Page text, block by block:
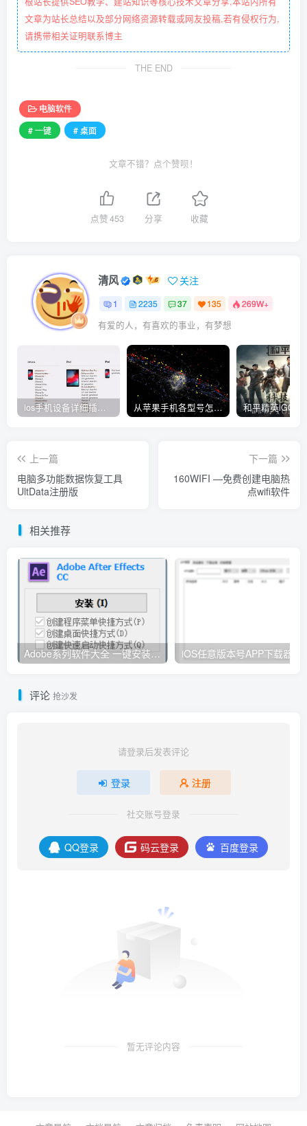
文章为站长总结以及部分网络资源转载或网友投稿,若有侵权行为,
请携带相关证明联系博主
THE END
电脑软件
# 一键
# 桌面
文章不错？点个赞呗！
点赞453 分享 收藏
清风 关注
1 2235 37 135 269W+
有爱的人，有喜欢的事业，有梦想
ios手机设备详细插件平刷教程 从苹果手机各型号怎么越狱到怎么开科技完整教程
上一篇
电脑多功能数据恢复工具
UltData注册版
下一篇
160WIFI —免费创建电脑热
点wifi软件
相关推荐
Adobe系列软件大全 一键安装版 By：Ansifa iOS任意版本号APP下载器
评论 抢沙发
请登录后发表评论
登录 注册
社交账号登录
QQ登录 码云登录 百度登录
暂无评论内容